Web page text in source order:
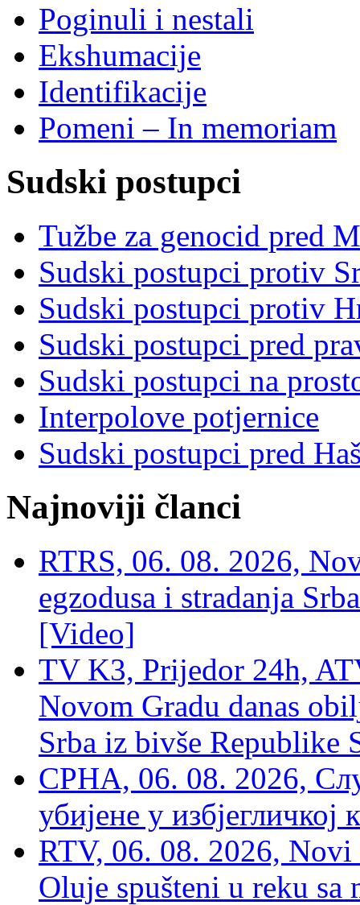
Poginuli i nestali
Ekshumacije
Identifikacije
Pomeni – In memoriam
Sudski postupci
Tužbe za genocid pred
Sudski postupci protiv
Sudski postupci protiv
Sudski postupci pred
Sudski postupci na
Interpolove potjernice
Sudski postupci pred
Najnoviji članci
RTRS, 06. 08. 2026,
egzodusa i stradanja
[Video]
TV K3, Prijedor 24h,
Novom Gradu danas
Srba iz bivše Republike
СРНА, 06. 08. 2026,
убијене у избјегличкој
RTV, 06. 08. 2026, Novi
Oluje spušteni u reku sa